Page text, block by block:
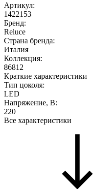
Артикул:
1422153
Бренд:
Reluce
Страна бренда:
Италия
Коллекция:
86812
Краткие характеристики
Тип цоколя:
LED
Напряжение, В:
220
Все характеристики